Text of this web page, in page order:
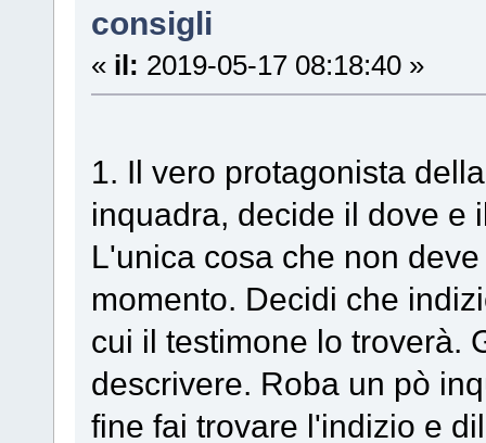
consigli
« il: 2019-05-17 08:18:40 »
1. Il vero protagonista
inquadra, decide il dove e
L'unica cosa che non
momento. Decidi che
cui il testimone lo troverà.
descrivere. Roba un pò
fine fai trovare l'indizio e